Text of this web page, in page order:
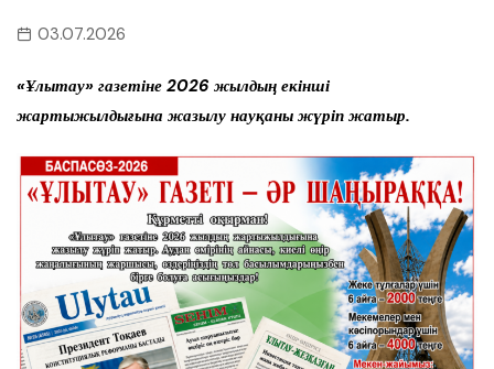
03.07.2026
«Ұлытау» газетіне 2026 жылдың екінші
жартыжылдығына жазылу науқаны жүріп жатыр.